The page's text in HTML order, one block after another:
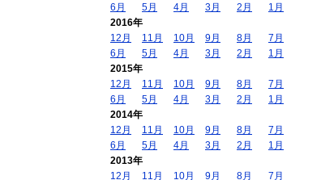
6月
5月 4月 3月 2月
1月
2016年
12月
11月 10月 9月 8月
7月
6月
5月 4月 3月 2月
1月
2015年
12月
11月 10月 9月 8月
7月
6月
5月 4月 3月 2月
1月
2014年
12月
11月 10月 9月 8月
7月
6月
5月 4月 3月 2月
1月
2013年
12月
11月 10月 9月 8月 7月